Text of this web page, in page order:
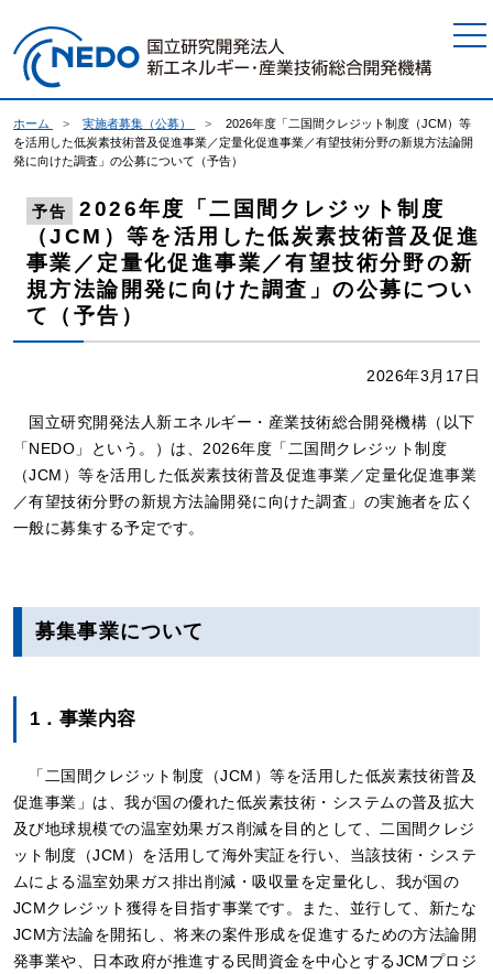
ホーム 実施者募集（公募）
2026年度「二国間クレジット制度（JCM）等
を活用した低炭素技術普及促進事業／定量化促進事業／有望技術分野の新規方法論開
発に向けた調査」の公募について（予告）
予告
2026年度「二国間クレジット制度
（JCM）等を活用した低炭素技術普及促進
事業／定量化促進事業／有望技術分野の新
規方法論開発に向けた調査」の公募につい
て（予告）
2026年3月17日
国立研究開発法人新エネルギー・産業技術総合開発機構（以下
「NEDO」という。）は、2026年度「二国間クレジット制度
（JCM）等を活用した低炭素技術普及促進事業／定量化促進事業
／有望技術分野の新規方法論開発に向けた調査」の実施者を広く
一般に募集する予定です。
募集事業について
1．事業内容
「二国間クレジット制度（JCM）等を活用した低炭素技術普及
促進事業」は、我が国の優れた低炭素技術・システムの普及拡大
及び地球規模での温室効果ガス削減を目的として、二国間クレジ
ット制度（JCM）を活用して海外実証を行い、当該技術・システ
ムによる温室効果ガス排出削減・吸収量を定量化し、我が国の
JCMクレジット獲得を目指す事業です。また、並行して、新たな
JCM方法論を開拓し、将来の案件形成を促進するための方法論開
発事業や、日本政府が推進する民間資金を中心とするJCMプロジ